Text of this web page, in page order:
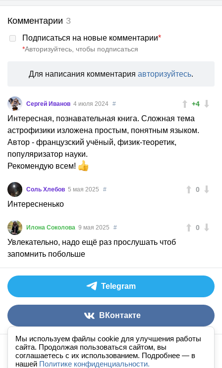
Мы используем файлы cookie для улучшения работы
сайта. Продолжая пользоваться сайтом, вы
соглашаетесь с их использованием. Подробнее — в
нашей Политике конфиденциальности.
Комментарии 3
Подписаться на новые комментарии*
*Авторизуйтесь, чтобы подписаться
Для написания комментария авторизуйтесь.
+4
Сергей Иванов 4 июля 2024 #
Интересная, познавательная книга. Сложная тема
астрофизики изложена простым, понятным языком.
Автор - французский учёный, физик-теоретик,
популяризатор науки.
Рекомендую всем!
0
Соль Хлебов 5 мая 2025 #
Интересненько
0
Илона Соколова 9 мая 2025 #
Увлекательно, надо ещё раз прослушать чтоб
запомнить побольше
Telegram
ВКонтакте
Аудиокниги слушать онлайн книгав ухе
По всем вопросам:admin@knigavuhe.ru